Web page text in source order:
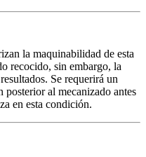
la maquinabilidad de esta
recocido, sin embargo, la
Se requerirá un
posterior al mecanizado antes
en esta condición.